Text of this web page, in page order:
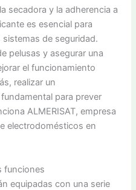
secadora y la adherencia a
es esencial para
de seguridad.
pelusas y asegurar una
el funcionamiento
realizar un
para prever
ALMERISAT, empresa
electrodomésticos en
funciones
equipadas con una serie